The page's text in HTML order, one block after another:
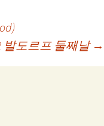
발도르프 둘째날 →